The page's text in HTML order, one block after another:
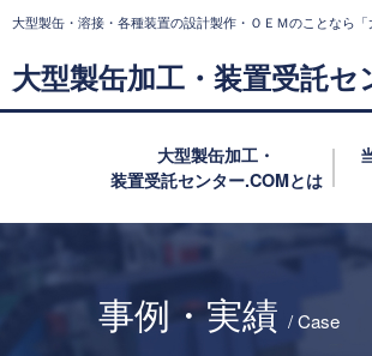
⼤型製⽸・溶接・各種装置の設計製作・ＯＥＭのことなら
大型製缶加工・装置受託セ
大型製缶加工・
装置受託センター.COMとは
事例・実績 / Case